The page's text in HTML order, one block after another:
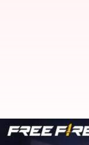
అక్టోబర్